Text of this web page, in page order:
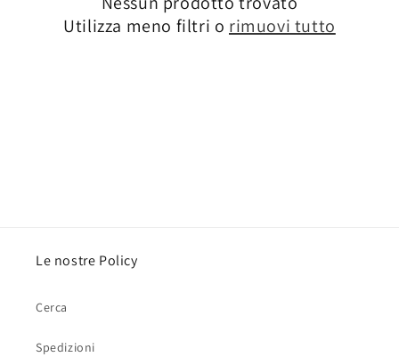
Utilizza meno filtri o rimuovi tutto
Le nostre Policy
Cerca
Spedizioni